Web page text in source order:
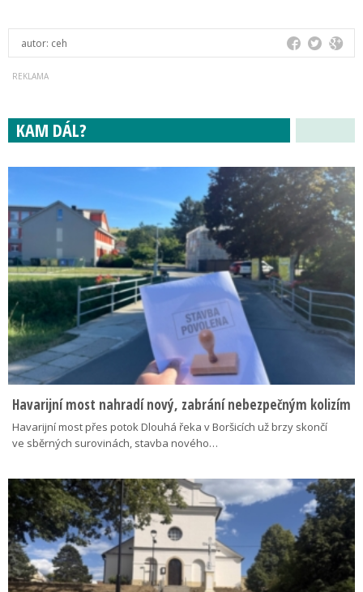
autor: ceh
KAM DÁL?
Havarijní most nahradí nový, zabrání nebezpečným kolizím
Havarijní most přes potok Dlouhá řeka v Boršicích už brzy skončí
ve sběrných surovinách, stavba nového…